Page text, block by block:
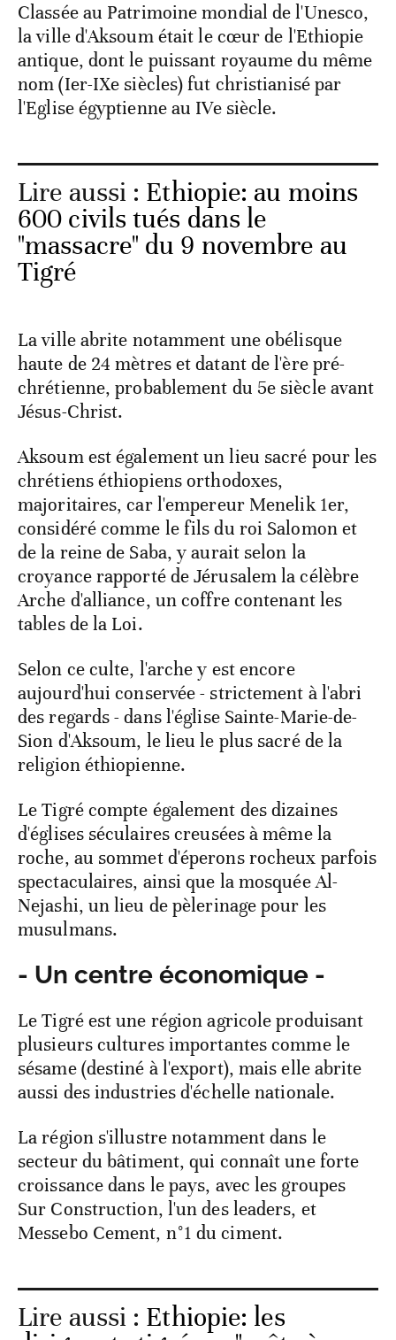
Classée au Patrimoine mondial de l'Unesco,
la ville d'Aksoum était le cœur de l'Ethiopie
antique, dont le puissant royaume du même
nom (Ier-IXe siècles) fut christianisé par
l'Eglise égyptienne au IVe siècle.
Lire aussi : Ethiopie: au moins
600 civils tués dans le
"massacre" du 9 novembre au
Tigré
La ville abrite notamment une obélisque
haute de 24 mètres et datant de l'ère pré-
chrétienne, probablement du 5e siècle avant
Jésus-Christ.
Aksoum est également un lieu sacré pour les
chrétiens éthiopiens orthodoxes,
majoritaires, car l'empereur Menelik 1er,
considéré comme le fils du roi Salomon et
de la reine de Saba, y aurait selon la
croyance rapporté de Jérusalem la célèbre
Arche d'alliance, un coffre contenant les
tables de la Loi.
Selon ce culte, l'arche y est encore
aujourd'hui conservée - strictement à l'abri
des regards - dans l'église Sainte-Marie-de-
Sion d'Aksoum, le lieu le plus sacré de la
religion éthiopienne.
Le Tigré compte également des dizaines
d'églises séculaires creusées à même la
roche, au sommet d'éperons rocheux parfois
spectaculaires, ainsi que la mosquée Al-
Nejashi, un lieu de pèlerinage pour les
musulmans.
- Un centre économique -
Le Tigré est une région agricole produisant
plusieurs cultures importantes comme le
sésame (destiné à l'export), mais elle abrite
aussi des industries d'échelle nationale.
La région s'illustre notamment dans le
secteur du bâtiment, qui connaît une forte
croissance dans le pays, avec les groupes
Sur Construction, l'un des leaders, et
Messebo Cement, n°1 du ciment.
Lire aussi : Ethiopie: les